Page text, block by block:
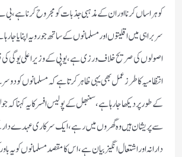
کو ہراساں کرنا اور ان کے مذہبی جذبات کو مجروح کرنا
سربراہی میں اقلیتوں اورمسلمانوں کے ساتھ جو رویہ اپنایا جا
اصولوں کی صریح خلاف ورزی ہے،یو پی کے وزیراعلی یوگی
انتظامیہ کا طرز عمل بھی یہی ظاہر کرتا ہے کہ مسلمانوں
کے طور پر دیکھا جا رہا ہے،سنبھل کے پولیس افسر کا یہ کہنا
سے پریشان ہیں وہ گھروں میں رہے،ایک سرکاری عہدے دار
دارانہ اور اشتعال انگیز بیان ہے،اس کا مقصد مسلمانوں کو یہ